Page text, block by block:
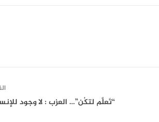
“تَعلَّم لتكُن”… العزب : لا وجود